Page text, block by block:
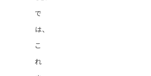
で
は、
こ
れ